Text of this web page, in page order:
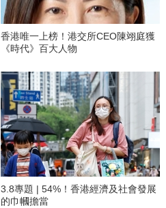
香港唯一上榜！港交所CEO陳翊庭獲
《時代》百大人物
3.8專題 | 54%！香港經濟及社會發展
的巾幗擔當